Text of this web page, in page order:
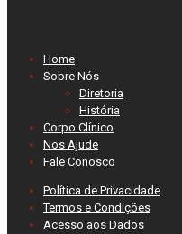
Home
Sobre Nós
Diretoria
História
Corpo Clínico
Nos Ajude
Fale Conosco
Política de Privacidade
Termos e Condições
Acesso aos Dados